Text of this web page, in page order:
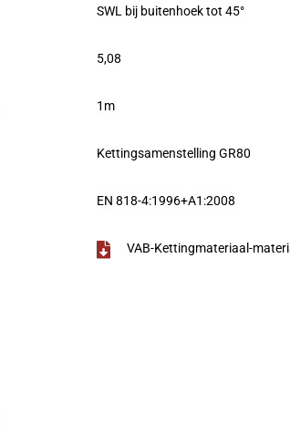
SWL bij buitenhoek tot 45°
5,08
1m
Kettingsamenstelling GR80
EN 818-4:1996+A1:2008
VAB-Kettingmateriaal-